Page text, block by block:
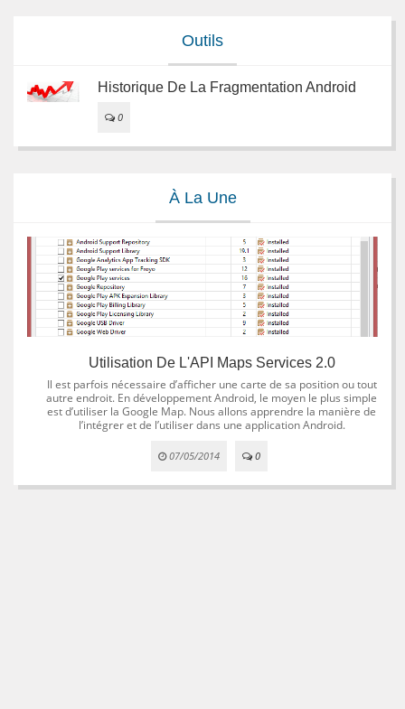
Outils
Historique De La Fragmentation Android
0
À La Une
Utilisation De L'API Maps Services 2.0
Il est parfois nécessaire d’afficher une carte de sa position ou tout
autre endroit. En développement Android, le moyen le plus simple
est d’utiliser la Google Map. Nous allons apprendre la manière de
l’intégrer et de l’utiliser dans une application Android.
07/05/2014 0